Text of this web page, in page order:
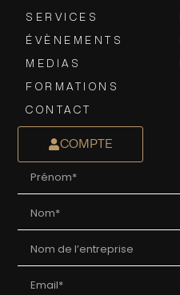
SERVICES
ÉVÈNEMENTS
MEDIAS
FORMATIONS
CONTACT
COMPTE